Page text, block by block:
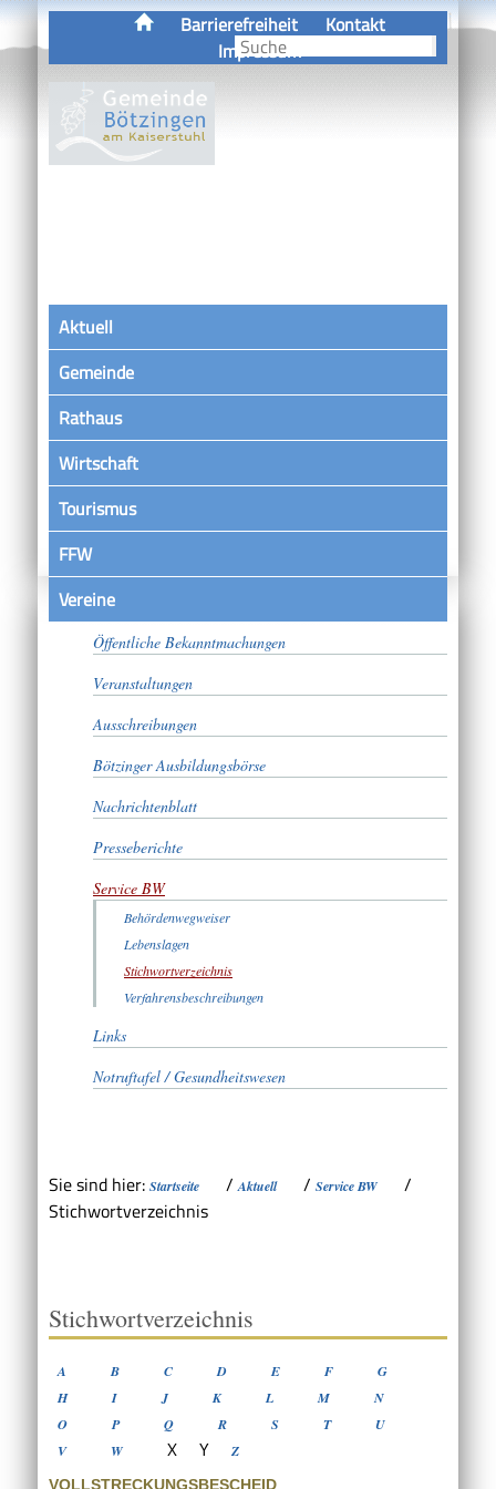
Barrierefreiheit
Kontakt
Impressum
Aktuell
Gemeinde
Rathaus
Wirtschaft
Tourismus
FFW
VereineSatzungen
Öffentliche Bekanntmachungen
Veranstaltungen
Ausschreibungen
Bötzinger Ausbildungsbörse
Nachrichtenblatt
Presseberichte
Service BW
Behördenwegweiser
Lebenslagen
Stichwortverzeichnis
Verfahrensbeschreibungen
Links
Notruftafel / Gesundheitswesen
Sie sind hier: Startseite /Aktuell / Service BW
/
Stichwortverzeichnis
Stichwortverzeichnis
A B C D E F
G
H
I J K L M
N
O
P Q R S T
U
V
W X Y Z
VOLLSTRECKUNGSBESCHEID